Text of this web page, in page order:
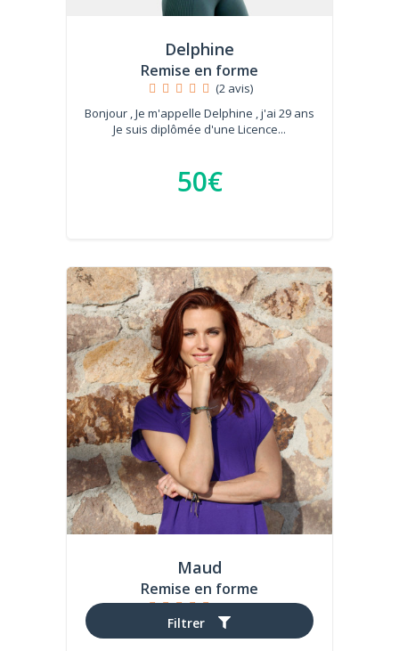
Filtrer
Delphine
Remise en forme
(2 avis)
Bonjour , Je m'appelle Delphine , j'ai 29 ans
Je suis diplômée d'une Licence...
50€
Maud
Remise en forme
(1 avis)
...